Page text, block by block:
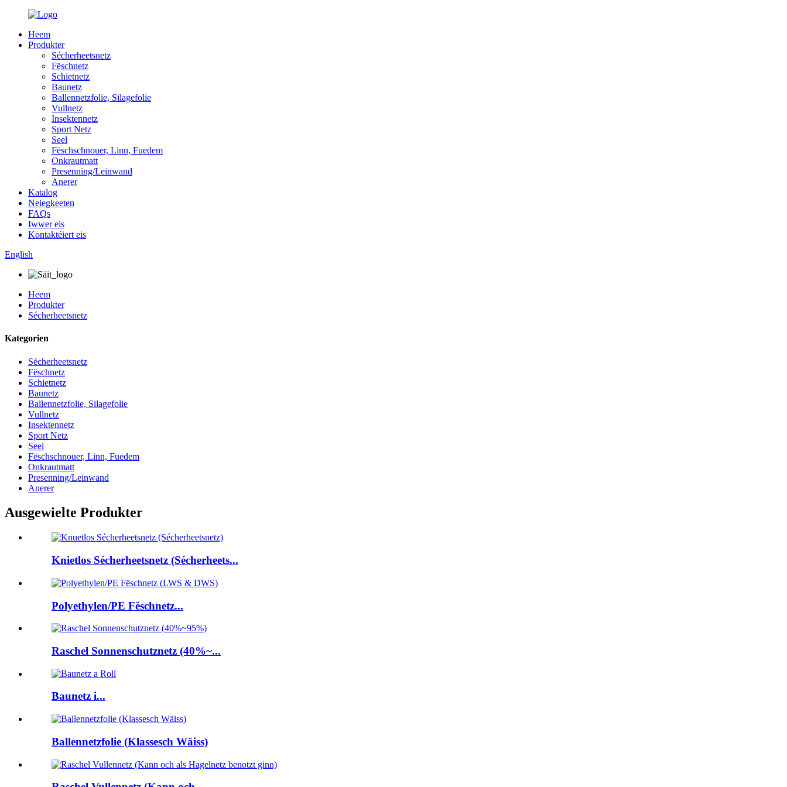
Heem
Produkter
Sécherheetsnetz
Fëschnetz
Schietnetz
Baunetz
Ballennetzfolie, Silagefolie
Vullnetz
Insektennetz
Sport Netz
Seel
Fëschschnouer, Linn, Fuedem
Onkrautmatt
Presenning/Leinwand
Anerer
Katalog
Neiegkeeten
FAQs
Iwwer eis
Kontaktéiert eis
English
Heem
Produkter
Sécherheetsnetz
Kategorien
Sécherheetsnetz
Fëschnetz
Schietnetz
Baunetz
Ballennetzfolie, Silagefolie
Vullnetz
Insektennetz
Sport Netz
Seel
Fëschschnouer, Linn, Fuedem
Onkrautmatt
Presenning/Leinwand
Anerer
Ausgewielte Produkter
Knietlos Sécherheetsnetz (Sécherheets...
Polyethylen/PE Fëschnetz...
Raschel Sonnenschutznetz (40%~...
Baunetz i...
Ballennetzfolie (Klassesch Wäiss)